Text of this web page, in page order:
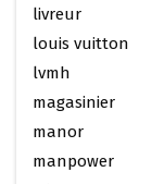
livreur
louis vuitton
lvmh
magasinier
manor
manpower